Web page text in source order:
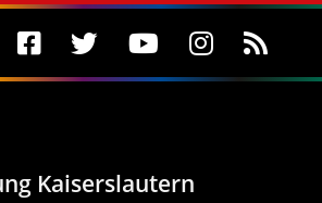
Kaiserslautern